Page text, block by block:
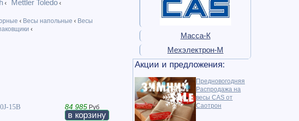
Масса-К
Мехэлектрон-М
Акции и предложения:
Предновогодняя
Распродажа на
весы CAS от
Саотрон
‹ Mettler Toledo ‹
‹ Весы напольные ‹ Весы
‹
15B 84 985 Руб
в корзину